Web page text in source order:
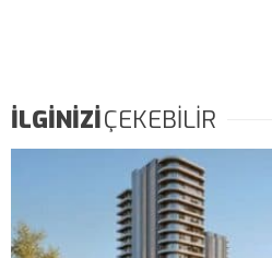
İLGİNİZİÇEKEBİLİR